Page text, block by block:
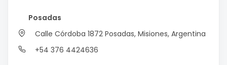
Posadas
Calle Córdoba 1872 Posadas, Misiones, Argentina
+54 376 4424636